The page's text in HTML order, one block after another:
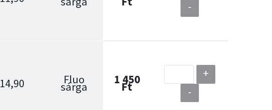
-
14,90 Fluo
sárga
1 450
Ft
+
-